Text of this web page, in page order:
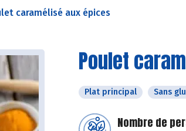
caramélisé aux épices
Poulet
Plat principal Sans
Nombre de